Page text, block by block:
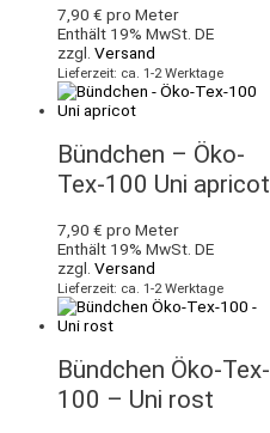
7,90 € pro Meter
Enthält 19% MwSt. DE
zzgl. Versand
Lieferzeit: ca. 1-2 Werktage
Bündchen – Öko-
Tex-100 Uni apricot
7,90 € pro Meter
Enthält 19% MwSt. DE
zzgl. Versand
Lieferzeit: ca. 1-2 Werktage
Bündchen Öko-Tex-
100 – Uni rost